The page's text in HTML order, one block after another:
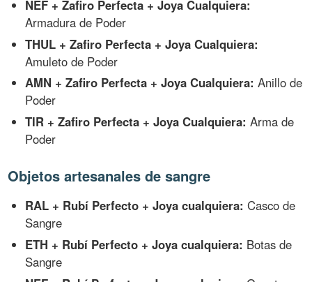
NEF + Zafiro Perfecta + Joya Cualquiera:
Armadura de Poder
THUL + Zafiro Perfecta + Joya Cualquiera:
Amuleto de Poder
AMN + Zafiro Perfecta + Joya Cualquiera: Anillo de
Poder
TIR + Zafiro Perfecta + Joya Cualquiera: Arma de
Poder
Objetos artesanales de sangre
RAL + Rubí Perfecto + Joya cualquiera: Casco de
Sangre
ETH + Rubí Perfecto + Joya cualquiera: Botas de
Sangre